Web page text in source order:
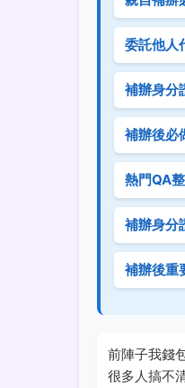
委託他人
補辦身分
補辦後必
熱門QA
補辦身分
補辦後重
前陣子我錢
很多人搞不